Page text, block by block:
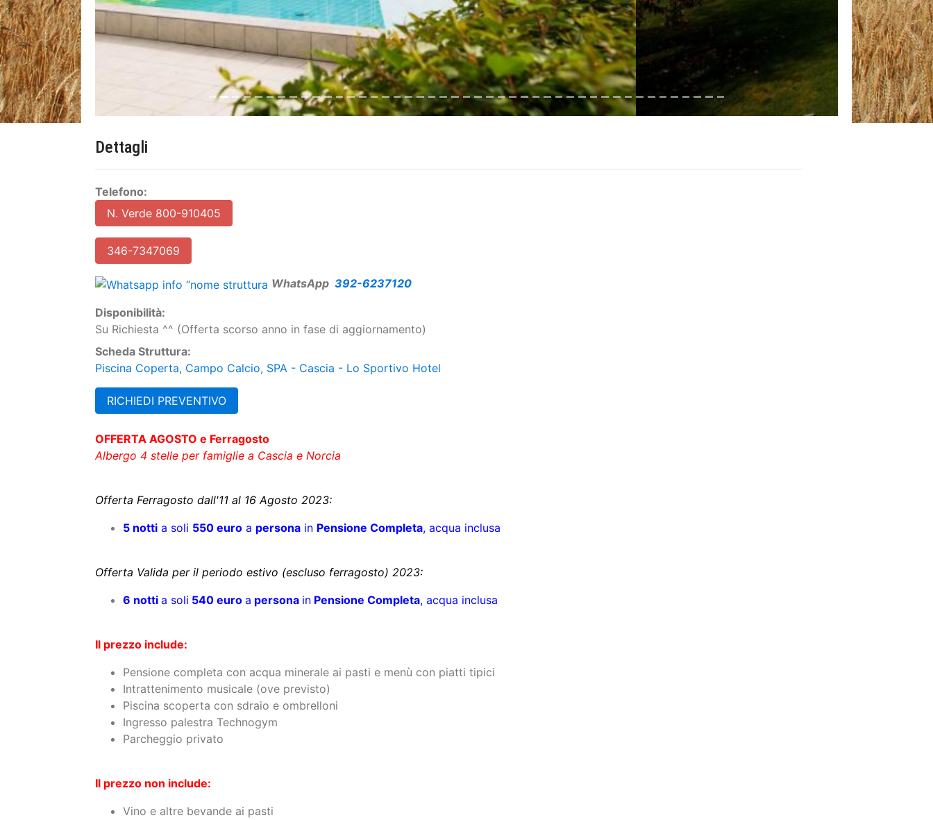
Dettagli
Telefono:
N. Verde 800-910405
346-7347069
WhatsApp 392-6237120
Disponibilità:
Su Richiesta ^^ (Offerta scorso anno in fase di aggiornamento)
Scheda Struttura:
Piscina Coperta, Campo Calcio, SPA - Cascia - Lo Sportivo Hotel
RICHIEDI PREVENTIVO
OFFERTA AGOSTO e Ferragosto
Albergo 4 stelle per famiglie a Cascia e Norcia
Offerta Ferragosto dall'11 al 16 Agosto 2023:
5 notti a soli 550 euro a persona in Pensione Completa, acqua inclusa
Offerta Valida per il periodo estivo (escluso ferragosto) 2023:
6 notti a soli 540 euro a persona in Pensione Completa, acqua inclusa
Il prezzo include:
Pensione completa con acqua minerale ai pasti e menù con piatti tipici
Intrattenimento musicale (ove previsto)
Piscina scoperta con sdraio e ombrelloni
Ingresso palestra Technogym
Parcheggio privato
Il prezzo non include:
Vino e altre bevande ai pasti